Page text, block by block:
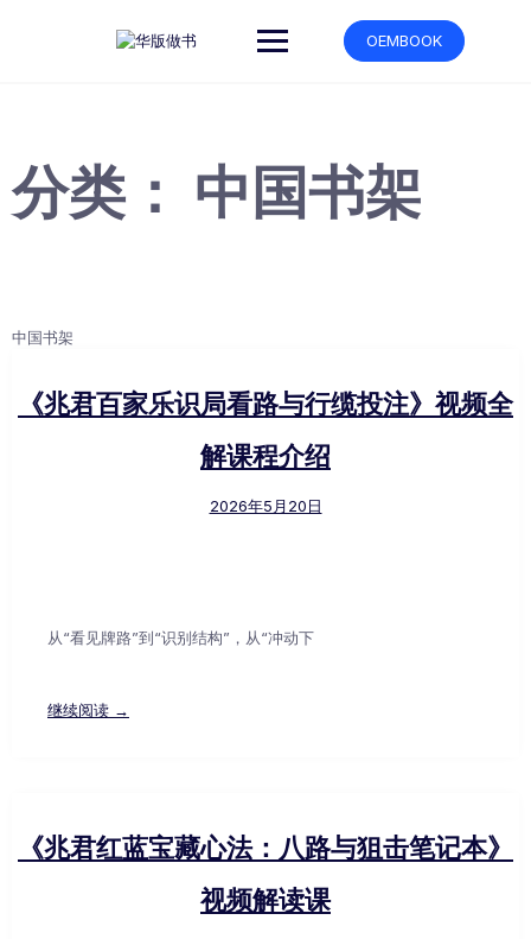
OEMBOOK
分类： 中国书架
中国书架
《兆君百家乐识局看路与行缆投注》视频全
解课程介绍
2026年5月20日
从“看见牌路”到“识别结构”，从“冲动下
继续阅读 →
《兆君红蓝宝藏心法：八路与狙击笔记本》
视频解读课